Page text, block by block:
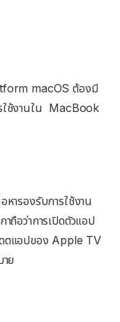
macOS ต้องมี
ใช้งานใน MacBook
หารองรับการใช้งาน
ถือว่าการเปิดตัวแอป
ดตแอปของ Apple TV
ย